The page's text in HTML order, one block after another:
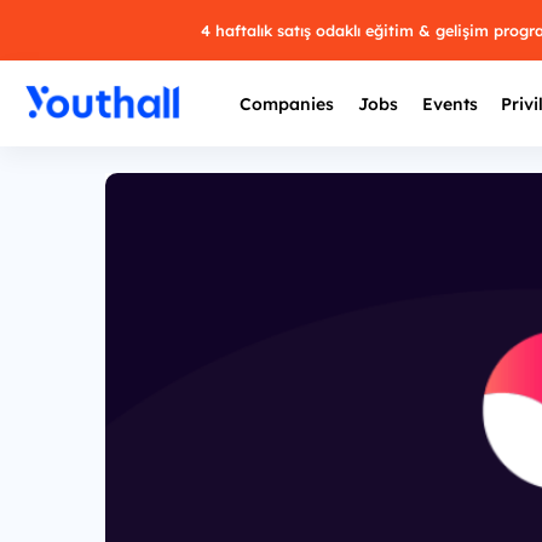
4 haftalık satış odaklı eğitim & gelişim
Companies Jobs Events